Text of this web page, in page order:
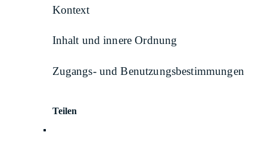
Kontext
Inhalt und innere Ordnung
Zugangs- und Benutzungsbestimmungen
Teilen